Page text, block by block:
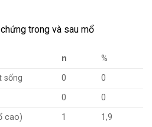
trong và sau mổ
n
%
sống
0
0
0
0
cao)
1
1,9